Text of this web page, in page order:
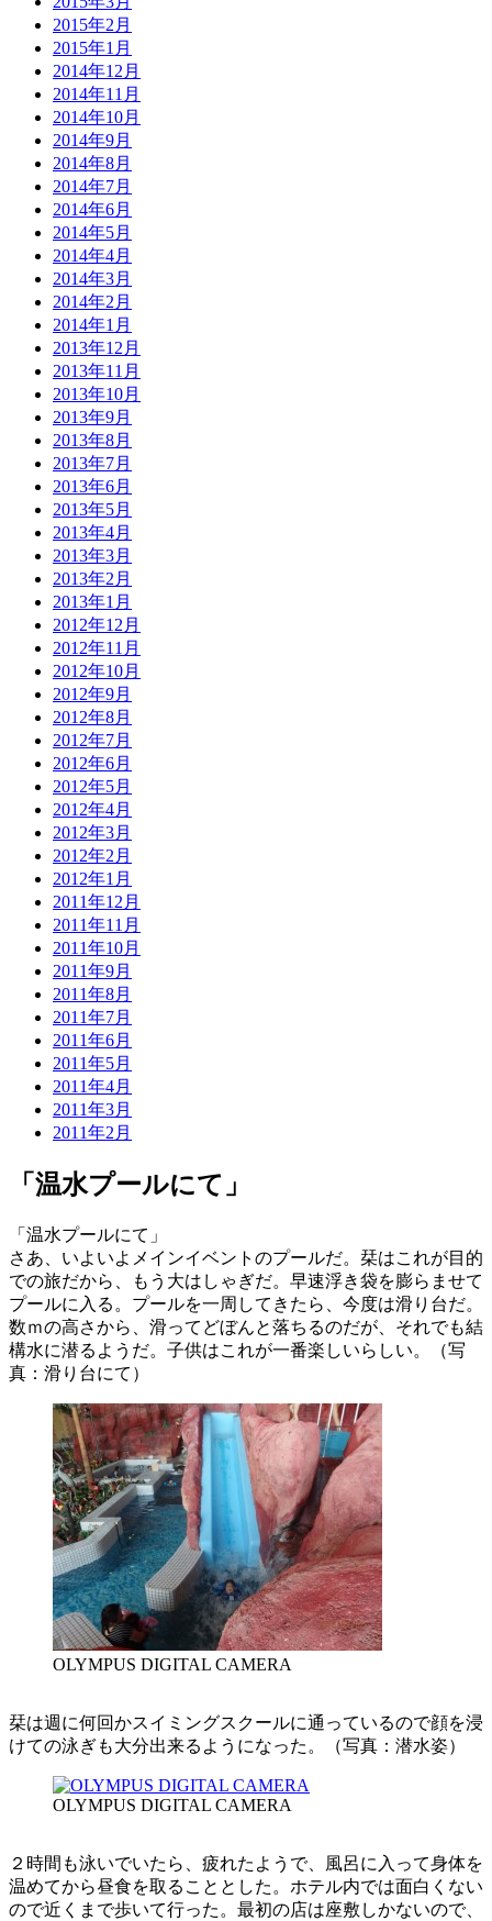
2015年2月
2015年1月
2014年12月
2014年11月
2014年10月
2014年9月
2014年8月
2014年7月
2014年6月
2014年5月
2014年4月
2014年3月
2014年2月
2014年1月
2013年12月
2013年11月
2013年10月
2013年9月
2013年8月
2013年7月
2013年6月
2013年5月
2013年4月
2013年3月
2013年2月
2013年1月
2012年12月
2012年11月
2012年10月
2012年9月
2012年8月
2012年7月
2012年6月
2012年5月
2012年4月
2012年3月
2012年2月
2012年1月
2011年12月
2011年11月
2011年10月
2011年9月
2011年8月
2011年7月
2011年6月
2011年5月
2011年4月
2011年3月
2011年2月
「温水プールにて」
「温水プールにて」
さあ、いよいよメインイベントのプールだ。栞はこれが目的
での旅だから、もう大はしゃぎだ。早速浮き袋を膨らませて
プールに入る。プールを一周してきたら、今度は滑り台だ。
数ｍの高さから、滑ってどぼんと落ちるのだが、それでも結
構水に潜るようだ。子供はこれが一番楽しいらしい。（写
真：滑り台にて）
OLYMPUS DIGITAL CAMERA
栞は週に何回かスイミングスクールに通っているので顔を浸
けての泳ぎも大分出来るようになった。（写真：潜水姿）
OLYMPUS DIGITAL CAMERA
２時間も泳いでいたら、疲れたようで、風呂に入って身体を
温めてから昼食を取ることとした。ホテル内では面白くない
ので近くまで歩いて行った。最初の店は座敷しかないので、